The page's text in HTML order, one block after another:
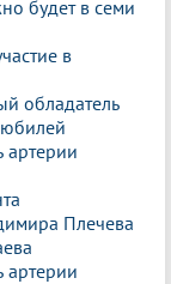
будет в семи
в
обладатель
юбилей
артерии
Плечева
артерии